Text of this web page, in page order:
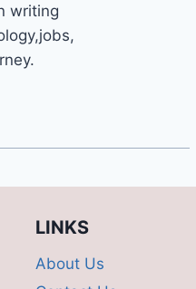
writing
LINKS
About Us